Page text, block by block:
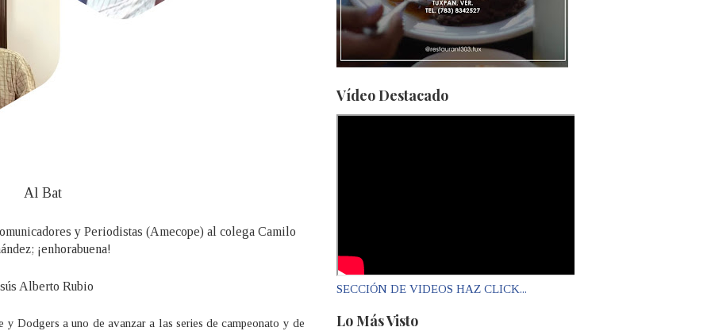
Al Bat
y Periodistas (Amecope) al colega Camilo
¡enhorabuena!
Alberto Rubio
Dodgers a uno de avanzar a las series de campeonato y de
Vídeo Destacado
SECCIÓN DE VIDEOS HAZ CLICK...
Lo Más Visto